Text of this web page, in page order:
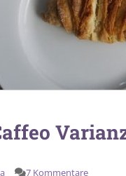
7 Kommentare